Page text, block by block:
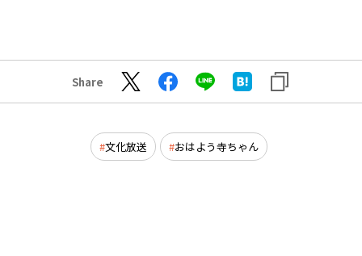
Share
文化放送 おはよう寺ちゃん